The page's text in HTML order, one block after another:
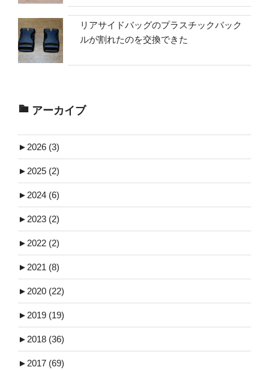
リアサイドバッグのプラスチックバック
ルが割れたのを交換できた
アーカイブ
► 2026 (3)
► 2025 (2)
► 2024 (6)
► 2023 (2)
► 2022 (2)
► 2021 (8)
► 2020 (22)
► 2019 (19)
► 2018 (36)
► 2017 (69)